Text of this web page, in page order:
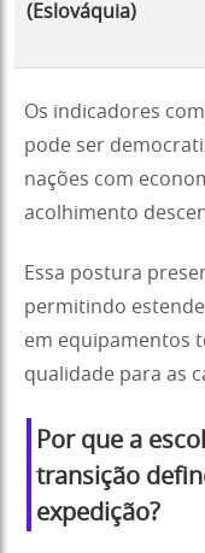
(Eslováquia)
Os indicadores
pode ser
nações com
acolhimento
Essa postura
permitindo
em equipamentos
qualidade para as
Por que a
transição
expedição?